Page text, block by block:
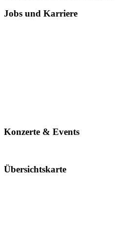
Jobs und Karriere
Konzerte & Events
Übersichtskarte